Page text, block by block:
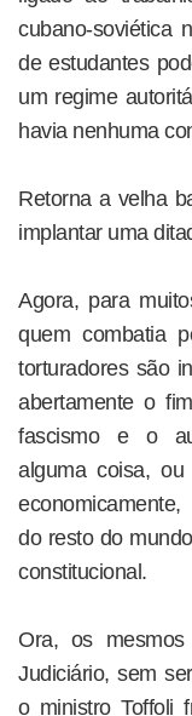
cubano-soviética
de estudantes
um regime
havia nenhuma
Retorna a velha
implantar uma
Agora, para
quem combatia
torturadores são
abertamente o
fascismo e o
alguma coisa,
do resto do
constitucional.
Ora, os
Judiciário, sem
o ministro Toffoli